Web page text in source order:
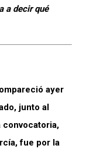
a decir qué
ayer
junto al
convocatoria,
fue por la